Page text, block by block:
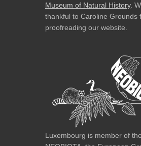
Museum of Natural History.
thankful to Caroline Grounds
proofreading our website.
Luxembourg is member of